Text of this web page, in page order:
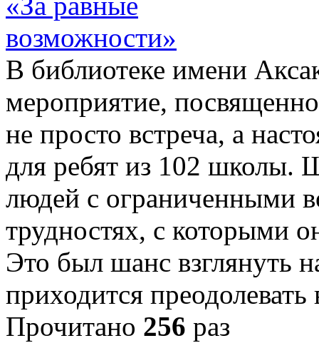
В библиотеке имени
мероприятие,
не просто встреча, а
для ребят из 102 школы.
людей с ограниченными
трудностях, с которыми
Это был шанс взглянуть
приходится
Прочитано 256 раз